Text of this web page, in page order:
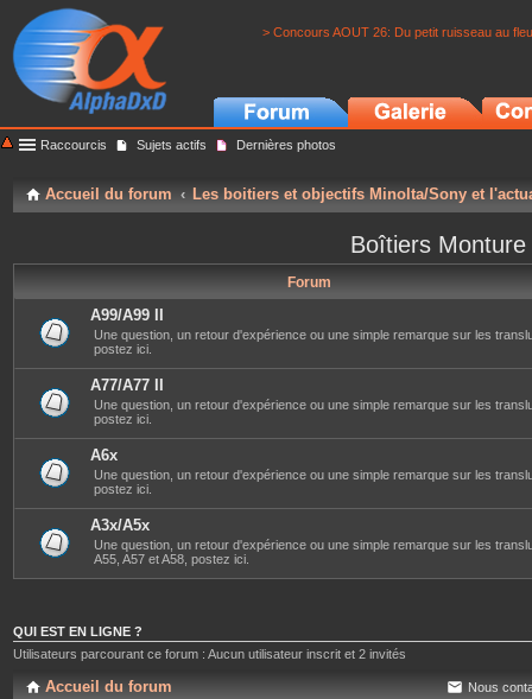
> Concours AOUT 26: Du petit ruisseau au
Raccourcis Sujets actifs Dernières photos
Accueil du forum Les boitiers et objectifs Minolta/Sony et
Boîtiers Monture
Forum
A99/A99 II
Une question, un retour d'expérience ou une simple remarque sur les
postez ici.
A77/A77 II
Une question, un retour d'expérience ou une simple remarque sur les
postez ici.
A6x
Une question, un retour d'expérience ou une simple remarque sur les
postez ici.
A3x/A5x
Une question, un retour d'expérience ou une simple remarque sur les
A55, A57 et A58, postez ici.
QUI EST EN LIGNE ?
Utilisateurs parcourant ce forum : Aucun utilisateur inscrit et 2 invités
Accueil du forum Nous